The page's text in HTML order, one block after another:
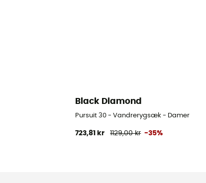
Black Diamond
Pursuit 30 - Vandrerygsæk - Damer
723,81 kr 1129,00 kr -35%